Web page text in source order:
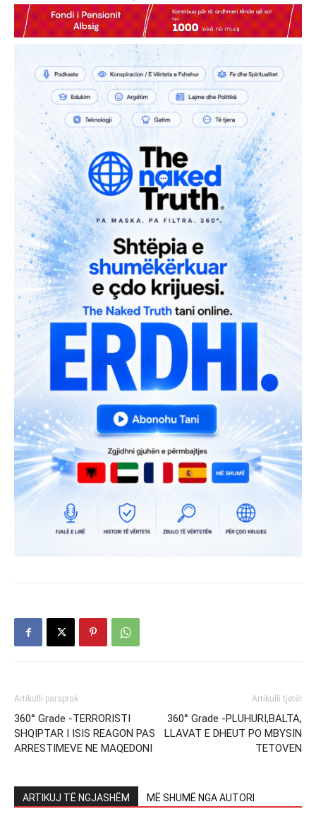
Artikulli paraprak
360° Grade -TERRORISTI
SHQIPTAR I ISIS REAGON PAS
ARRESTIMEVE NE MAQEDONI
Artikulli tjetër
360° Grade -PLUHURI,BALTA,
LLAVAT E DHEUT PO MBYSIN
TETOVEN
ARTIKUJ TË NGJASHËM MË SHUMË NGA AUTORI